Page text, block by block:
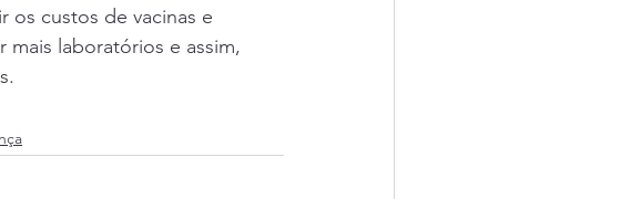
os custos de vacinas e
mais laboratórios e assim,